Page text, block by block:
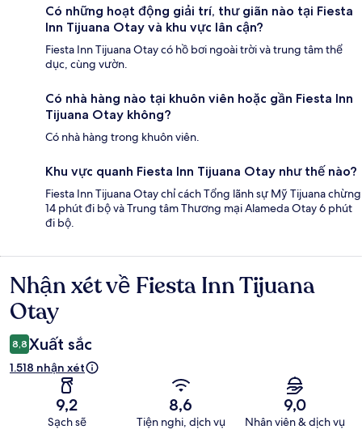
Có những hoạt động giải trí, thư giãn nào tại Fiesta
Inn Tijuana Otay và khu vực lân cận?
Fiesta Inn Tijuana Otay có hồ bơi ngoài trời và trung tâm thể
dục, cùng vườn.
Có nhà hàng nào tại khuôn viên hoặc gần Fiesta Inn
Tijuana Otay không?
Có nhà hàng trong khuôn viên.
Khu vực quanh Fiesta Inn Tijuana Otay như thế nào?
Fiesta Inn Tijuana Otay chỉ cách Tổng lãnh sự Mỹ Tijuana chừng
14 phút đi bộ và Trung tâm Thương mại Alameda Otay 6 phút
đi bộ.
Nhận
xét
Nhận xét về Fiesta Inn Tijuana
Otay
8,8 Xuất sắc
1.518 nhận xét
9,2
Sạch sẽ
8,6
Tiện nghi, dịch vụ
9,0
Nhân viên & dịch vụ